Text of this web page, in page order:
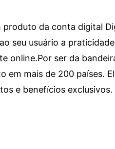
produto da conta digital
seu usuário a
online.Por ser da
em mais de 200 países.
e benefícios exclusivos.